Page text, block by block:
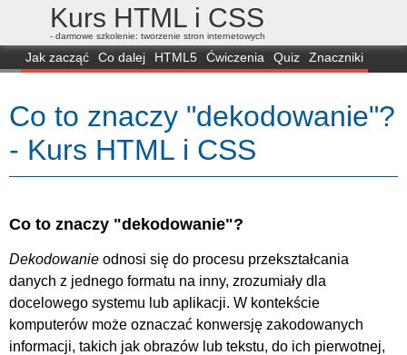
Kurs HTML i CSS
- darmowe szkolenie: tworzenie stron internetowych
Jak zacząć Co dalej HTML5 Ćwiczenia Quiz
Znaczniki
FAQ
Przeglądarki Mapa FORUM
Co to znaczy "dekodowanie"?
- Kurs HTML i CSS
Co to znaczy "dekodowanie"?
Dekodowanie odnosi się do procesu przekształcania
danych z jednego formatu na inny, zrozumiały dla
docelowego systemu lub aplikacji. W kontekście
komputerów może oznaczać konwersję zakodowanych
informacji, takich jak obrazów lub tekstu, do ich pierwotnej,